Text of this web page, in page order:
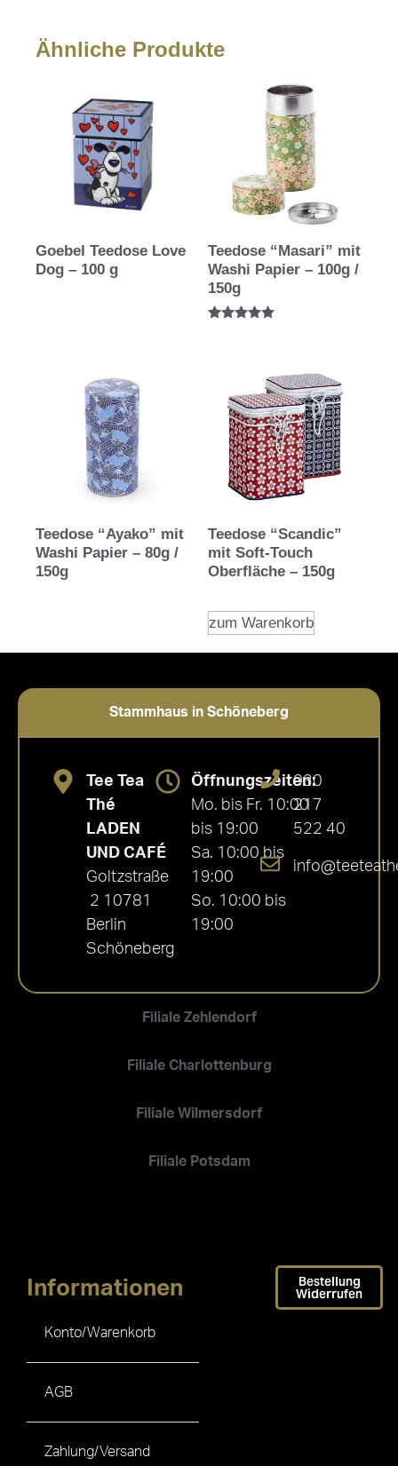
Ähnliche Produkte
Goebel Teedose Love
Dog – 100 g
Teedose “Masari” mit
Washi Papier – 100g /
150g
Teedose “Ayako” mit
Washi Papier – 80g /
150g
Teedose “Scandic”
mit Soft-Touch
Oberfläche – 150g
zum Warenkorb
Stammhaus in Schöneberg
Filiale Zehlendorf
Filiale Charlottenburg
Filiale Wilmersdorf
Filiale Potsdam
Tee Tea
Thé
LADEN
UND CAFÉ
Goltzstraße
2 10781
Berlin
Schöneberg
Öffnungszeiten:
Mo. bis Fr. 10:00
bis 19:00
Sa. 10:00 bis
19:00
So. 10:00 bis
19:00
030
217
522 40
Informationen
Konto/Warenkorb
AGB
Zahlung/Versand
Bestellung
Widerrufen